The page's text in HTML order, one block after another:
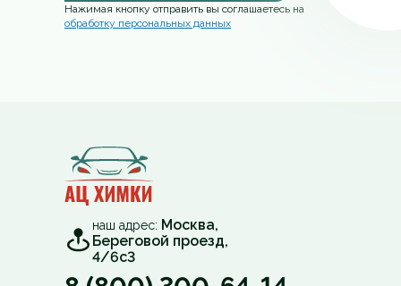
Нажимая кнопку отправить вы соглашаетесь на
обработку персональных данных
наш адрес: Москва,
Береговой проезд,
4/6с3